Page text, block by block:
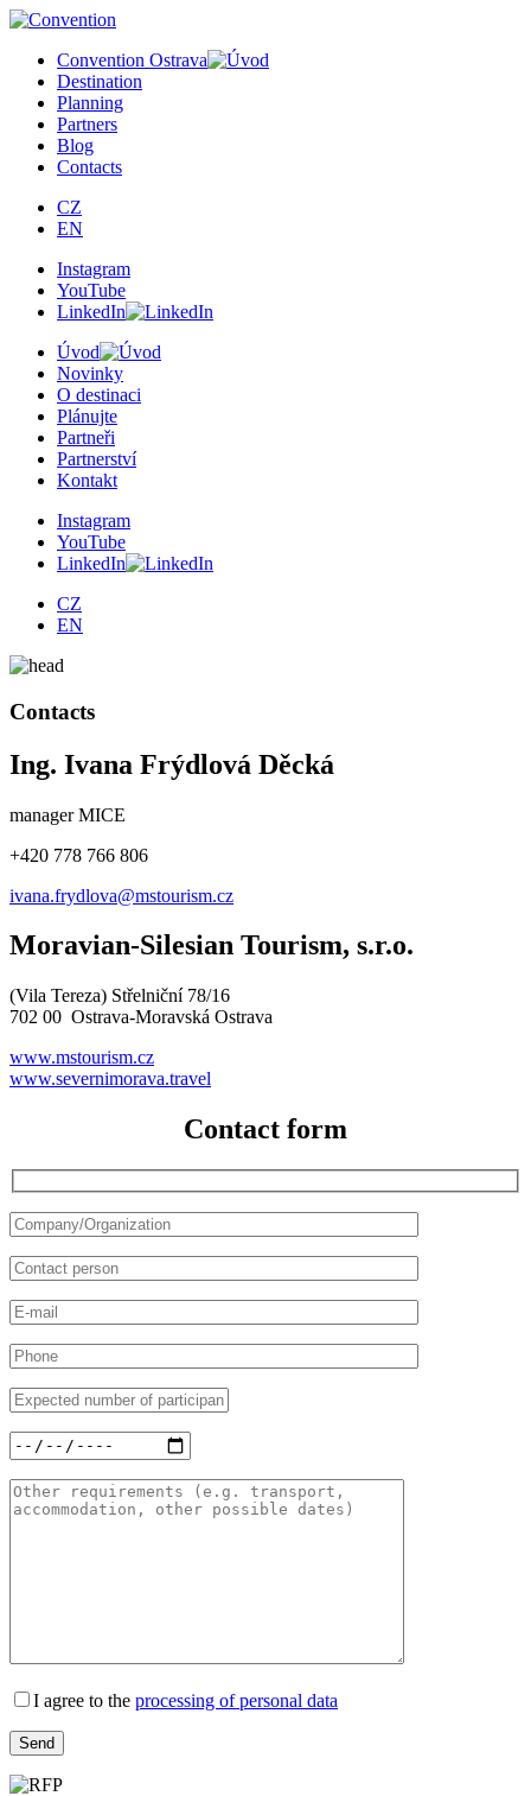
Convention Ostrava
Destination
Planning
Partners
Blog
Contacts
CZ
EN
Instagram
YouTube
LinkedIn
Úvod
Novinky
O destinaci
Plánujte
Partneři
Partnerství
Kontakt
Instagram
YouTube
LinkedIn
CZ
EN
Contacts
Ing. Ivana Frýdlová Děcká
manager MICE
+420 778 766 806
ivana.frydlova@mstourism.cz
Moravian-Silesian Tourism, s.r.o.
(Vila Tereza) Střelniční 78/16
702 00 Ostrava-Moravská Ostrava
www.mstourism.cz
www.severnimorava.travel
Contact form
I agree to the processing of personal data